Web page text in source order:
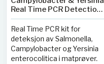
Real Time PCR Detection
Kit
Real Time PCR kit for
deteksjon av Salmonella,
Campylobacter og Yersinia
enterocolitica i matprøver.